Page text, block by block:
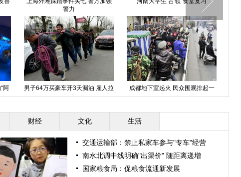
成都地下室起火 民众围观排起一
公里长队
广西小伙用狗拉车携患病女友游中
国
延安
财经 文化 生活
交通运输部：禁止私家车参与"专车"经营
南水北调中线明确"出渠价" 随距离递增
国家粮食局：促粮食流通新发展